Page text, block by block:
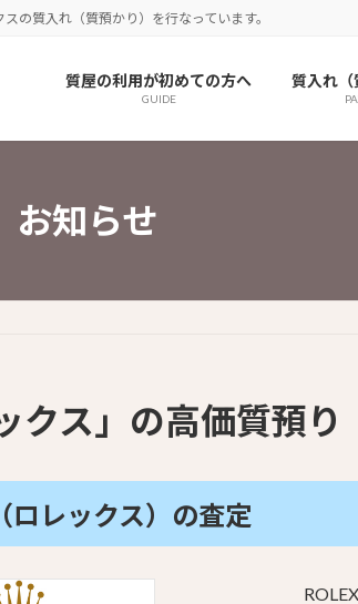
の質入れ（質預かり）を行なっています。
質屋の利用が初めての方へ
GUIDE
質入れ（
お知らせ
クス」の高価質預り
ロレックス）の査定